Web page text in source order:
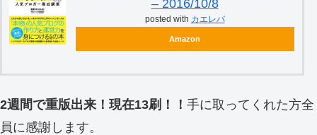
– 2016/10/8
posted with カエレバ
Amazon
2週間で重版出来！現在13刷！！ 手に取ってくれた方全
員に感謝します。